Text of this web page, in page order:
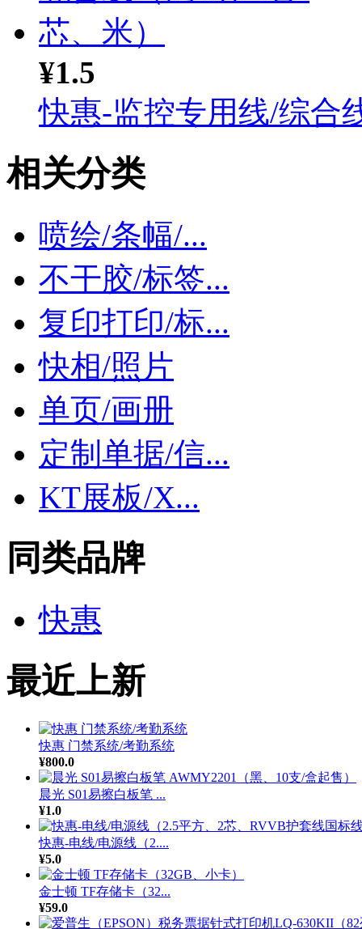
¥1.5
快惠-监控专用线/综合
相关分类
喷绘/条幅/...
不干胶/标签...
复印打印/标...
快相/照片
单页/画册
定制单据/信...
KT展板/X...
同类品牌
快惠
最近上新
快惠 门禁系统/考勤系统
¥800.0
晨光 S01易擦白板笔 ...
¥1.0
快惠-电线/电源线（2....
¥5.0
金士顿 TF存储卡（32...
¥59.0